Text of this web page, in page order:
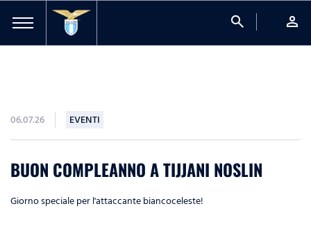
search person
06.07.26 EVENTI
BUON COMPLEANNO A TIJJANI NOSLIN
Giorno speciale per l'attaccante biancoceleste!